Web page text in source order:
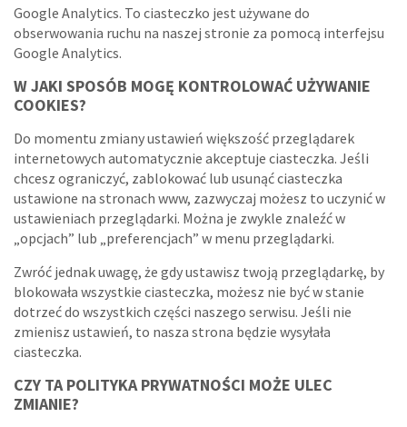
Google Analytics. To ciasteczko jest używane do
obserwowania ruchu na naszej stronie za pomocą interfejsu
Google Analytics.
W JAKI SPOSÓB MOGĘ KONTROLOWAĆ UŻYWANIE
COOKIES?
Do momentu zmiany ustawień większość przeglądarek
internetowych automatycznie akceptuje ciasteczka. Jeśli
chcesz ograniczyć, zablokować lub usunąć ciasteczka
ustawione na stronach www, zazwyczaj możesz to uczynić w
ustawieniach przeglądarki. Można je zwykle znaleźć w
„opcjach” lub „preferencjach” w menu przeglądarki.
Zwróć jednak uwagę, że gdy ustawisz twoją przeglądarkę, by
blokowała wszystkie ciasteczka, możesz nie być w stanie
dotrzeć do wszystkich części naszego serwisu. Jeśli nie
zmienisz ustawień, to nasza strona będzie wysyłała
ciasteczka.
CZY TA POLITYKA PRYWATNOŚCI MOŻE ULEC
ZMIANIE?